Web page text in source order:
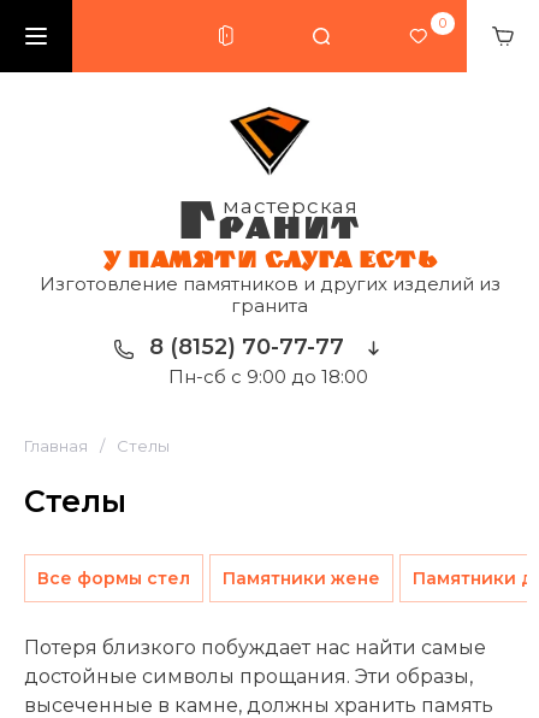
0
мастерская
ГРАНИТ
У ПАМЯТИ СЛУГА ЕСТЬ
Изготовление памятников и других изделий из
гранита
8 (8152) 70-77-77
Пн-сб с 9:00 до 18:00
Главная / Стелы
Стелы
Все формы стел Памятники жене Памятники
Потеря близкого побуждает нас найти самые
достойные символы прощания. Эти образы,
высеченные в камне, должны хранить память